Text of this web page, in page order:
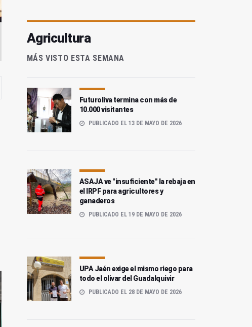
Agricultura
MÁS VISTO ESTA SEMANA
Futuroliva termina con más de
10.000 visitantes
PUBLICADO EL 13 DE MAYO DE 2026
ASAJA ve "insuficiente" la rebaja en
el IRPF para agricultores y
ganaderos
PUBLICADO EL 19 DE MAYO DE 2026
UPA Jaén exige el mismo riego para
todo el olivar del Guadalquivir
PUBLICADO EL 28 DE MAYO DE 2026